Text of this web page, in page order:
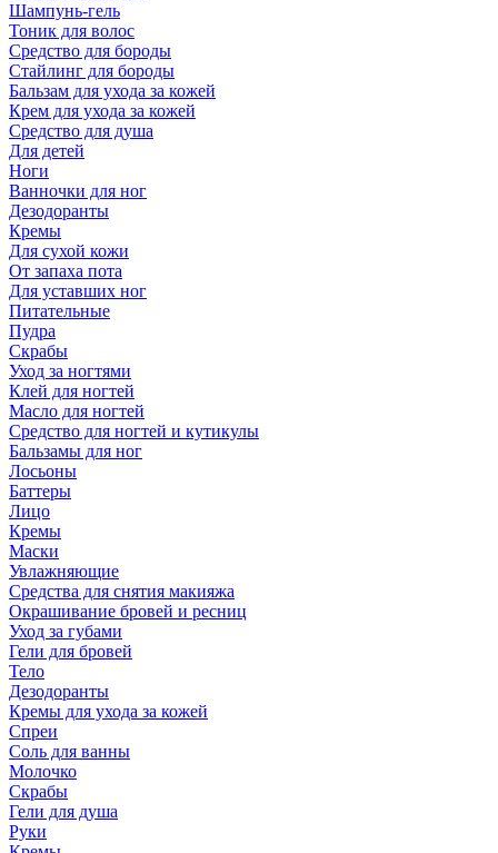
Шампунь-гель
Тоник для волос
Средство для бороды
Стайлинг для бороды
Бальзам для ухода за кожей
Крем для ухода за кожей
Средство для душа
Для детей
Ноги
Ванночки для ног
Дезодоранты
Кремы
Для сухой кожи
От запаха пота
Для уставших ног
Питательные
Пудра
Скрабы
Уход за ногтями
Клей для ногтей
Масло для ногтей
Средство для ногтей и кутикулы
Бальзамы для ног
Лосьоны
Баттеры
Лицо
Кремы
Маски
Увлажняющие
Средства для снятия макияжа
Окрашивание бровей и ресниц
Уход за губами
Гели для бровей
Тело
Дезодоранты
Кремы для ухода за кожей
Спреи
Соль для ванны
Молочко
Скрабы
Гели для душа
Руки